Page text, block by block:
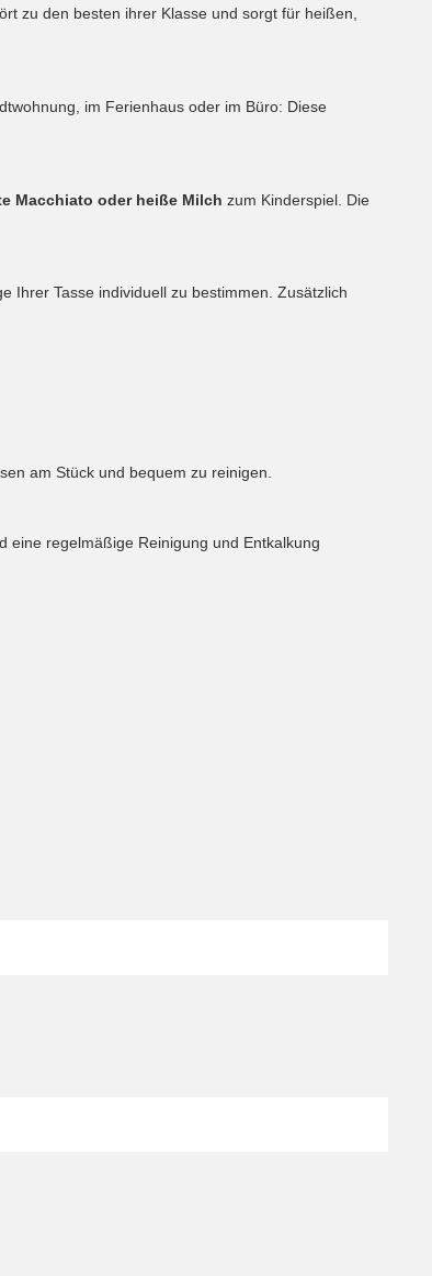
zu den besten ihrer Klasse und sorgt für heißen,
im Ferienhaus oder im Büro: Diese
Macchiato oder heiße Milch zum Kinderspiel. Die
Ihrer Tasse individuell zu bestimmen. Zusätzlich
am Stück und bequem zu reinigen.
eine regelmäßige Reinigung und Entkalkung